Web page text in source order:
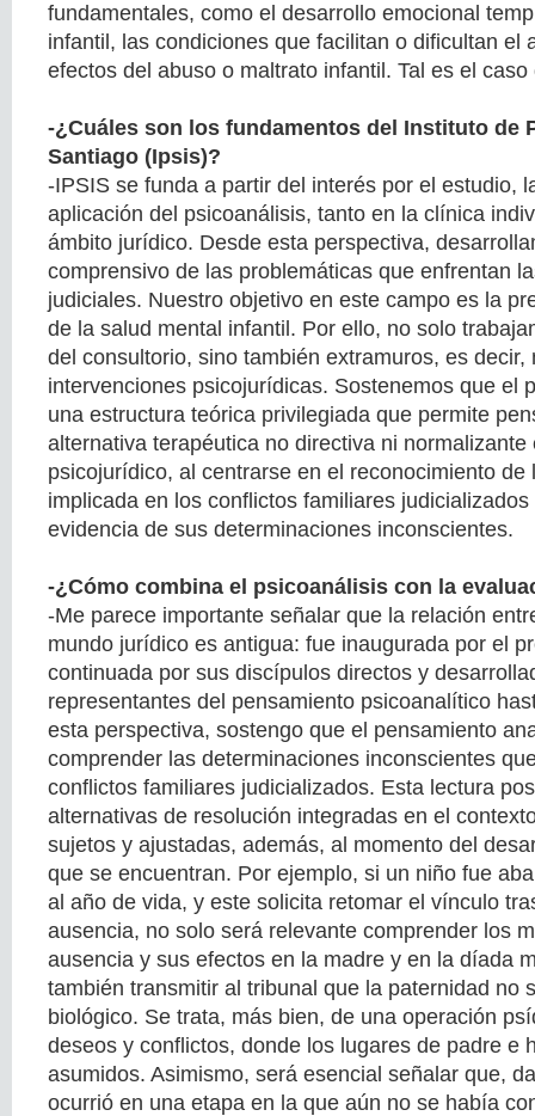
fundamentales, como el desarrollo emocional
infantil, las condiciones que facilitan o dificultan el
efectos del abuso o maltrato infantil. Tal es el caso
-¿Cuáles son los fundamentos del Instituto de
Santiago (Ipsis)?
-IPSIS se funda a partir del interés por el estudio,
aplicación del psicoanálisis, tanto en la clínica
ámbito jurídico. Desde esta perspectiva,
comprensivo de las problemáticas que enfrentan
judiciales. Nuestro objetivo en este campo es la
de la salud mental infantil. Por ello, no solo
del consultorio, sino también extramuros, es decir,
intervenciones psicojurídicas. Sostenemos que el
una estructura teórica privilegiada que permite
alternativa terapéutica no directiva ni normalizante
psicojurídico, al centrarse en el reconocimiento de
implicada en los conflictos familiares
evidencia de sus determinaciones inconscientes.
-¿Cómo combina el psicoanálisis con la
-Me parece importante señalar que la relación
mundo jurídico es antigua: fue inaugurada por el
continuada por sus discípulos directos y
representantes del pensamiento psicoanalítico
esta perspectiva, sostengo que el pensamiento
comprender las determinaciones inconscientes
conflictos familiares judicializados. Esta lectura
alternativas de resolución integradas en el
sujetos y ajustadas, además, al momento del
que se encuentran. Por ejemplo, si un niño fue
al año de vida, y este solicita retomar el vínculo
ausencia, no solo será relevante comprender los
ausencia y sus efectos en la madre y en la díada
también transmitir al tribunal que la paternidad no
biológico. Se trata, más bien, de una operación
deseos y conflictos, donde los lugares de padre e
asumidos. Asimismo, será esencial señalar que,
ocurrió en una etapa en la que aún no se había